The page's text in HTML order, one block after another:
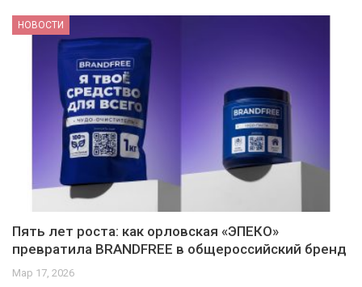
НОВОСТИ
Пять лет роста: как орловская «ЭПЕКО»
превратила BRANDFREE в общероссийский бренд
Мар 17, 2026